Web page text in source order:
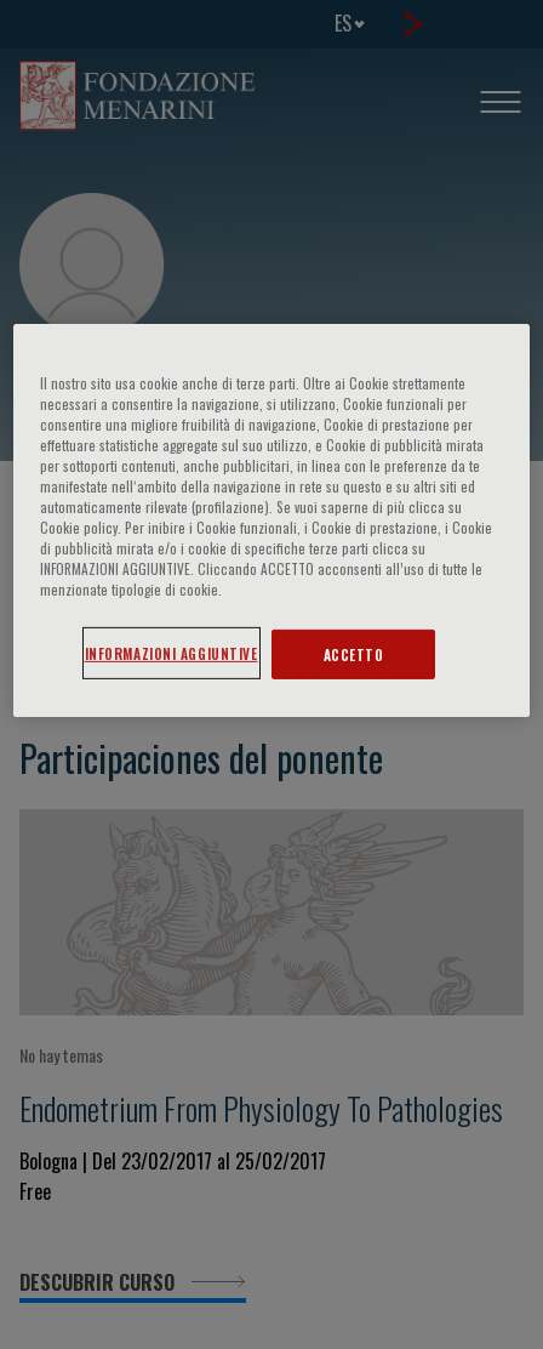
ES
Nicoletta Colombo
HOME PAGE / CURSOS Y EVENTOS / ORADOR
Nicoletta Colombo
Participaciones del ponente
No hay temas
Endometrium From Physiology To Pathologies
Bologna | Del 23/02/2017 al 25/02/2017
Free
DESCUBRIR CURSO
Il nostro sito usa cookie anche di terze parti. Oltre ai Cookie strettamente
necessari a consentire la navigazione, si utilizzano, Cookie funzionali per
consentire una migliore fruibilità di navigazione, Cookie di prestazione per
effettuare statistiche aggregate sul suo utilizzo, e Cookie di pubblicità mirata
per sottoporti contenuti, anche pubblicitari, in linea con le preferenze da te
manifestate nell‘ambito della navigazione in rete su questo e su altri siti ed
automaticamente rilevate (profilazione). Se vuoi saperne di più clicca su
Cookie policy. Per inibire i Cookie funzionali, i Cookie di prestazione, i Cookie
di pubblicità mirata e/o i cookie di specifiche terze parti clicca su
INFORMAZIONI AGGIUNTIVE. Cliccando ACCETTO acconsenti all’uso di tutte le
menzionate tipologie di cookie.
INFORMAZIONI AGGIUNTIVE ACCETTO